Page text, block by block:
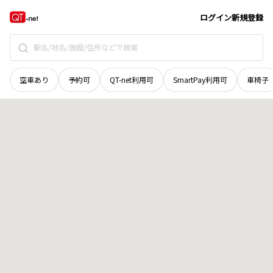
ログイン新規登録
空車あり 予約可 QT-net利用可 SmartPay利用可 車椅子
徳島県